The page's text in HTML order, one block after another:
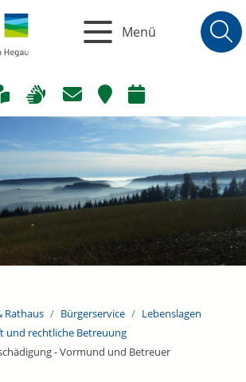
Menü
Rathaus Bürgerservice
Lebenslagen
und rechtliche Betreuung
- Vormund und Betreuer